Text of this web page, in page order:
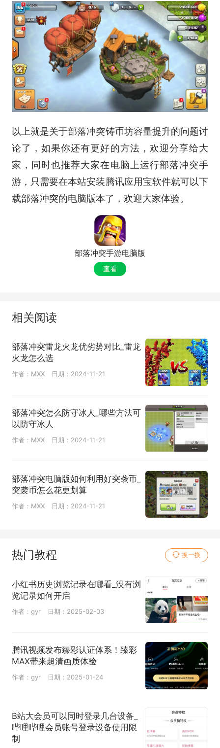
以上就是关于部落冲突铸币坊容量提升的问题讨
论了，如果你还有更好的方法，欢迎分享给大
家，同时也推荐大家在电脑上运行部落冲突手
游，只需要在本站安装腾讯应用宝软件就可以下
载部落冲突的电脑版本了，欢迎大家体验。
部落冲突手游电脑版
查看
相关阅读
部落冲突雷龙火龙优劣势对比_雷龙
火龙怎么选
作者：MXX 日期：2024-11-21
部落冲突怎么防守冰人_哪些方法可
以防守冰人
作者：MXX 日期：2024-11-21
部落冲突电脑版如何利用好突袭币_
突袭币怎么花更划算
作者：MXX 日期：2024-11-21
热门教程 换一换
小红书历史浏览记录在哪看_没有浏
览记录如何开启
作者：gyr 日期：2025-02-03
腾讯视频发布臻彩认证体系！臻彩
MAX带来超清画质体验
作者：gyr 日期：2025-01-24
B站大会员可以同时登录几台设备_
哔哩哔哩会员账号登录设备使用限
制